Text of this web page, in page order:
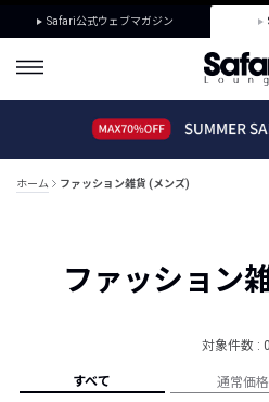
Safari公式ウェブマガジン
ホーム ファッション雑貨 (メンズ)
ファッション
対象件数 :
すべて 通常価格